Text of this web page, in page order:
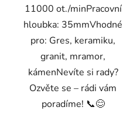
11000 ot./minPracovní
hloubka: 35mmVhodné
pro: Gres, keramiku,
granit, mramor,
kámenNevíte si rady?
Ozvěte se – rádi vám
poradíme! 📞😊